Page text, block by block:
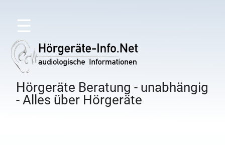
☰
Hörgeräte Beratung - unabhängig
- Alles über Hörgeräte